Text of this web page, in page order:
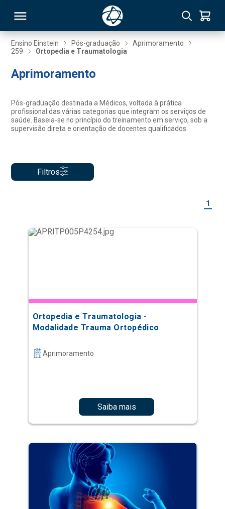
Ensino Einstein Pós-graduação
Aprimoramento
259
Ortopedia e Traumatologia
Aprimoramento
Pós-graduação destinada a Médicos, voltada à prática
profissional das várias categorias que integram os serviços de
saúde. Baseia-se no princípio do treinamento em serviço, sob a
supervisão direta e orientação de docentes qualificados.
Filtros
1
Ortopedia e Traumatologia -
Modalidade Trauma Ortopédico
Aprimoramento
Saiba mais